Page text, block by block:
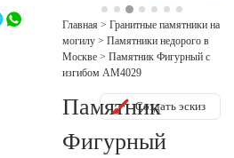
Главная > Гранитные памятники на
могилу > Памятники недорого в
Москве > Памятник Фигурный с
изгибом AM4029
Памятник
Фигурный
Создать эскиз